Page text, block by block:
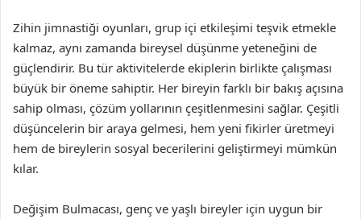
Zihin jimnastiği oyunları, grup içi etkileşimi teşvik etmekle
kalmaz, aynı zamanda bireysel düşünme yeteneğini de
güçlendirir. Bu tür aktivitelerde ekiplerin birlikte çalışması
büyük bir öneme sahiptir. Her bireyin farklı bir bakış açısına
sahip olması, çözüm yollarının çeşitlenmesini sağlar. Çeşitli
düşüncelerin bir araya gelmesi, hem yeni fikirler üretmeyi
hem de bireylerin sosyal becerilerini geliştirmeyi mümkün
kılar.
Değişim Bulmacası, genç ve yaşlı bireyler için uygun bir